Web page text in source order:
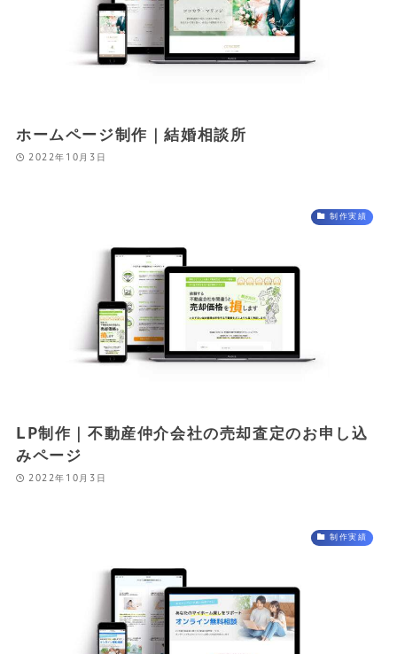
ホームページ制作｜結婚相談所
2022年10月3日
制作実績
LP制作｜不動産仲介会社の売却査定のお申し込
みページ
2022年10月3日
制作実績